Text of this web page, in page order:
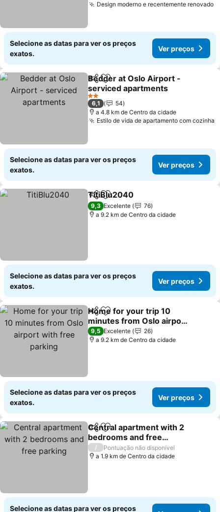
Design moderno e recentemente renovado
Selecione as datas para ver os preços
exatos.
Ver preços
PartilharAdicionar aos favoritos
Bedder at Oslo Airport -
serviced apartments
2 Estrelas
6,1
54
a 4.8 km de Centro da cidade
Estilo de vida de apartamento com cozinha
Selecione as datas para ver os preços
exatos.
Ver preços
PartilharAdicionar aos favoritos
TitiBlu2040
9,3 Excelente
76
a 9.2 km de Centro da cidade
Selecione as datas para ver os preços
exatos.
Ver preços
PartilharAdicionar aos favoritos
Home for your trip 10
minutes from Oslo airport
with free parking
9,5 Excelente
26
a 9.2 km de Centro da cidade
Selecione as datas para ver os preços
exatos.
Ver preços
PartilharAdicionar aos favoritos
Central apartment with 2
bedrooms and free
parking
/
Pontuação não disponível
a 1.9 km de Centro da cidade
Selecione as datas para ver os preços